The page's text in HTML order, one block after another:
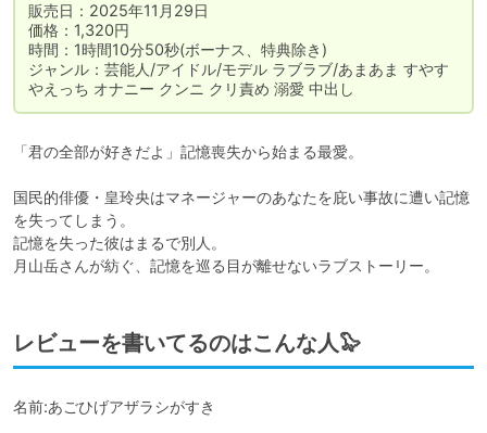
販売日：2025年11月29日
価格：1,320円
時間：1時間10分50秒(ボーナス、特典除き)
ジャンル：芸能人/アイドル/モデル ラブラブ/あまあま すやす
やえっち オナニー クンニ クリ責め 溺愛 中出し
「君の全部が好きだよ」記憶喪失から始まる最愛。
国民的俳優・皇玲央はマネージャーのあなたを庇い事故に遭い記憶
を失ってしまう。
記憶を失った彼はまるで別人。
月山岳さんが紡ぐ、記憶を巡る目が離せないラブストーリー。
レビューを書いてるのはこんな人🦭
名前:あごひげアザラシがすき